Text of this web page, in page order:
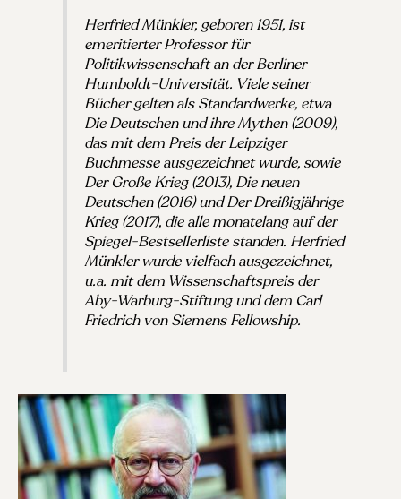
Herfried Münkler, geboren 1951, ist
emeritierter Professor für
Politikwissenschaft an der Berliner
Humboldt-Universität. Viele seiner
Bücher gelten als Standardwerke, etwa
Die Deutschen und ihre Mythen (2009),
das mit dem Preis der Leipziger
Buchmesse ausgezeichnet wurde, sowie
Der Große Krieg (2013), Die neuen
Deutschen (2016) und Der Dreißigjährige
Krieg (2017), die alle monatelang auf der
Spiegel-Bestsellerliste standen. Herfried
Münkler wurde vielfach ausgezeichnet,
u.a. mit dem Wissenschaftspreis der
Aby-Warburg-Stiftung und dem Carl
Friedrich von Siemens Fellowship.